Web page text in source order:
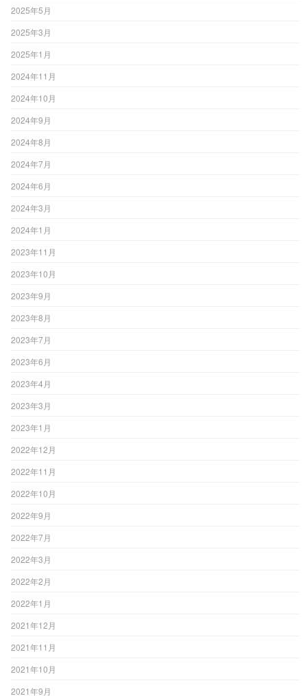
2025年5月
2025年3月
2025年1月
2024年11月
2024年10月
2024年9月
2024年8月
2024年7月
2024年6月
2024年3月
2024年1月
2023年11月
2023年10月
2023年9月
2023年8月
2023年7月
2023年6月
2023年4月
2023年3月
2023年1月
2022年12月
2022年11月
2022年10月
2022年9月
2022年7月
2022年3月
2022年2月
2022年1月
2021年12月
2021年11月
2021年10月
2021年9月